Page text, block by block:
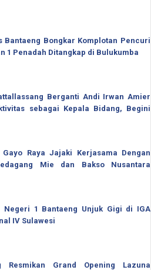
Bantaeng Bongkar Komplotan Pencuri
1 Penadah Ditangkap di Bulukumba
Berganti Andi Irwan Amier
sebagai Kepala Bidang, Begini
Raya Jajaki Kerjasama Dengan
Mie dan Bakso Nusantara
Negeri 1 Bantaeng Unjuk Gigi di IGA
IV Sulawesi
Resmikan Grand Opening Lazuna